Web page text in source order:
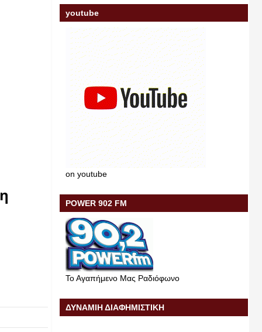
youtube
on youtube
POWER 902 FM
Το Αγαπήμενο Μας Ραδιόφωνο
ΔΥΝΑΜΙΗ ΔΙΑΦΗΜΙΣΤΙΚΗ